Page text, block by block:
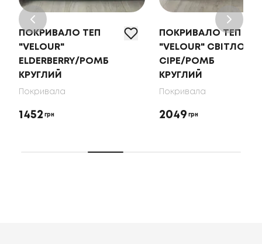
ПОКРИВАЛО ТЕП
"VELOUR"
ELDERBERRY/РОМБ
КРУГЛИЙ
Покривала
1452 грн
ПОКРИВАЛО ТЕП
"VELOUR" СВІТЛО-
СІРЕ/РОМБ
КРУГЛИЙ
Покривала
2049 грн